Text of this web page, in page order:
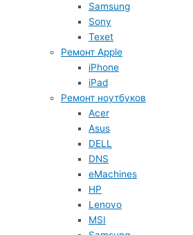
Samsung
Sony
Texet
Ремонт Apple
iPhone
iPad
Ремонт ноутбуков
Acer
Asus
DELL
DNS
eMachines
HP
Lenovo
MSI